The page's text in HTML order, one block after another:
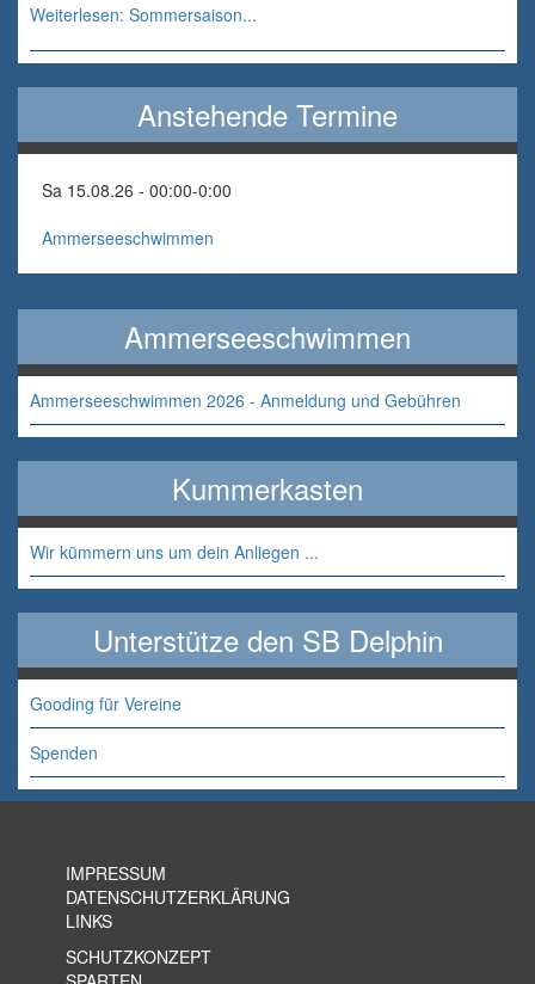
Weiterlesen: Sommersaison...
Anstehende Termine
Sa 15.08.26 - 00:00-0:00
Ammerseeschwimmen
Ammerseeschwimmen
Ammerseeschwimmen 2026 - Anmeldung und Gebühren
Kummerkasten
Wir kümmern uns um dein Anliegen ...
Unterstütze den SB Delphin
Gooding für Vereine
Spenden
IMPRESSUM
DATENSCHUTZERKLÄRUNG
LINKS
SCHUTZKONZEPT